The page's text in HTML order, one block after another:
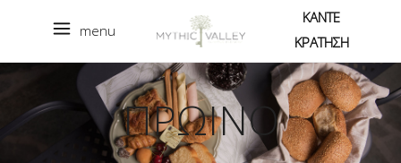
menu
ΚΑΝΤΕ
ΚΡΑΤΗΣΗ
ΠΡΩΙΝΟ